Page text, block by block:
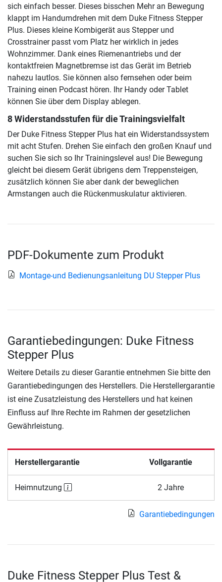
sich einfach besser. Dieses bisschen Mehr an Bewegung
klappt im Handumdrehen mit dem Duke Fitness Stepper
Plus. Dieses kleine Kombigerät aus Stepper und
Crosstrainer passt vom Platz her wirklich in jedes
Wohnzimmer. Dank eines Riemenantriebs und der
kontaktfreien Magnetbremse ist das Gerät im Betrieb
nahezu lautlos. Sie können also fernsehen oder beim
Training einen Podcast hören. Ihr Handy oder Tablet
können Sie über dem Display ablegen.
8 Widerstandsstufen für die Trainingsvielfalt
Der Duke Fitness Stepper Plus hat ein Widerstandssystem
mit acht Stufen. Drehen Sie einfach den großen Knauf und
suchen Sie sich so Ihr Trainingslevel aus! Die Bewegung
gleicht bei diesem Gerät übrigens dem Treppensteigen,
zusätzlich können Sie aber dank der beweglichen
Armstangen auch die Rückenmuskulatur aktivieren.
PDF-Dokumente zum Produkt
Montage-und Bedienungsanleitung DU Stepper Plus
Garantiebedingungen: Duke Fitness
Stepper Plus
Weitere Details zu dieser Garantie entnehmen Sie bitte den
Garantiebedingungen des Herstellers. Die Herstellergarantie
ist eine Zusatzleistung des Herstellers und hat keinen
Einfluss auf Ihre Rechte im Rahmen der gesetzlichen
Gewährleistung.
Herstellergarantie Vollgarantie
Heimnutzung 2 Jahre
Garantiebedingungen
Duke Fitness Stepper Plus Test &